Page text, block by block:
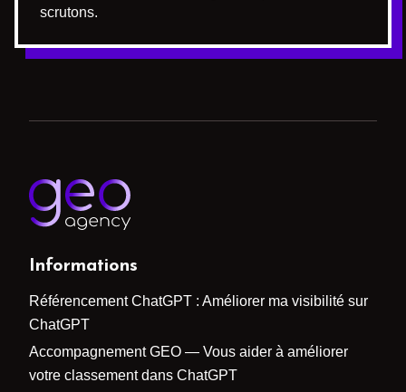
scrutons.
Informations
Référencement ChatGPT : Améliorer ma visibilité sur
ChatGPT
Accompagnement GEO — Vous aider à améliorer
votre classement dans ChatGPT